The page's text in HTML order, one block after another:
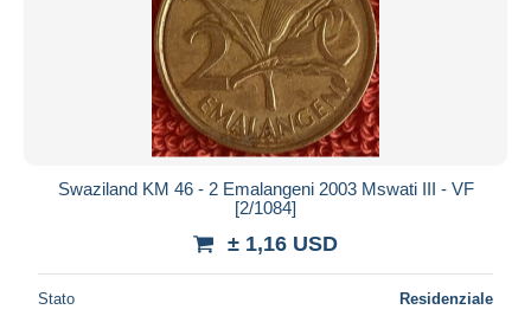
Swaziland KM 46 - 2 Emalangeni 2003 Mswati III - VF
[2/1084]
± 1,16 USD
Stato Residenziale